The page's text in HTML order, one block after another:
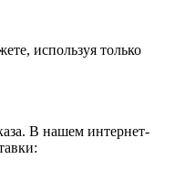
используя только
В нашем интернет-